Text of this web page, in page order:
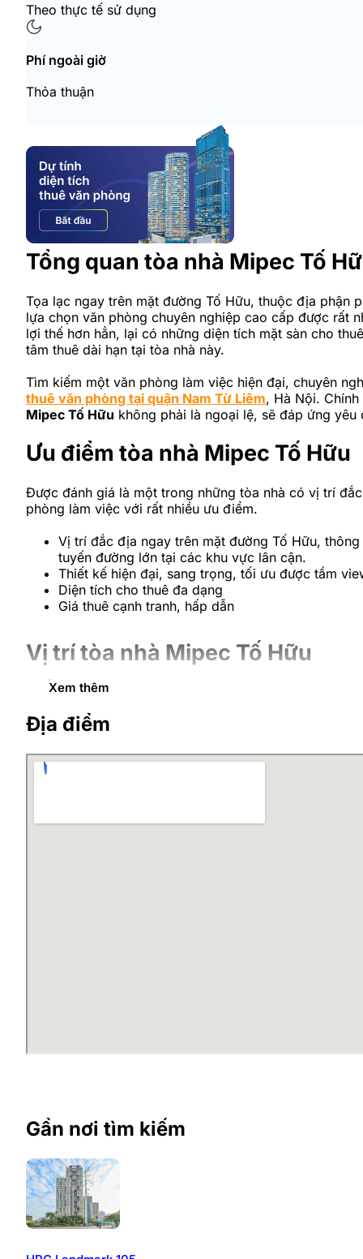
Theo thực tế sử dụng
Phí ngoài giờ
Thỏa thuận
Tổng quan tòa nhà Mipec Tố
Tọa lạc ngay trên mặt đường Tố Hữu, thuộc địa phận
lựa chọn văn phòng chuyên nghiệp cao cấp được rất
lợi thế hơn hẳn, lại có những diện tích mặt sàn cho
tâm thuê dài hạn tại tòa nhà này.
Tìm kiếm một văn phòng làm việc hiện đại, chuyên
thuê văn phòng tại quận Nam Từ Liêm, Hà Nội.
Mipec Tố Hữu không phải là ngoại lệ, sẽ đáp ứng
Ưu điểm tòa nhà Mipec Tố Hữu
Được đánh giá là một trong những tòa nhà có vị trí
phòng làm việc với rất nhiều ưu điểm.
Vị trí đắc địa ngay trên mặt đường Tố Hữu,
tuyến đường lớn tại các khu vực lân cận.
Thiết kế hiện đại, sang trọng, tối ưu được tầm
Diện tích cho thuê đa dạng
Giá thuê cạnh tranh, hấp dẫn
Vị trí tòa nhà Mipec Tố Hữu
Tòa nhà Mipec Tố Hữu
thông, đồng thời có rất nhiều tòa văn phòng nổi
sở hạ tầng vô cùng lớn cho văn phòng tại tòa nhà.
Kết nối nhanh đến các tuyến đường: Tố Hữu, Lê
Tiện ích tòa nhà Mipec Tố Hữu
thêm sự sang trọng của văn phòng làm việc, chủ
Điều hòa trung tâm
Máy phát điện công suất lớn
Hệ thống PCCC tiêu chuẩn
Hệ thống đèn điện chiếu sáng hiện đại
Camera giám sát 24/24
Xem thêm
Địa điểm
Gần nơi tìm kiếm